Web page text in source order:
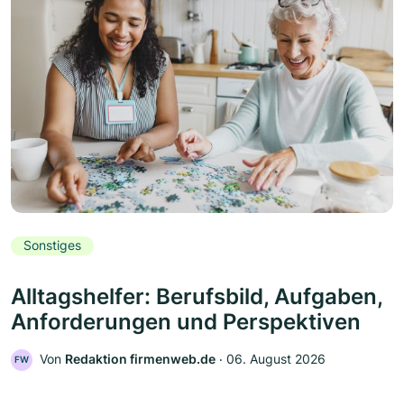
Sonstiges
Alltagshelfer: Berufsbild, Aufgaben,
Anforderungen und Perspektiven
FW Von Redaktion firmenweb.de ‧ 06. August 2026